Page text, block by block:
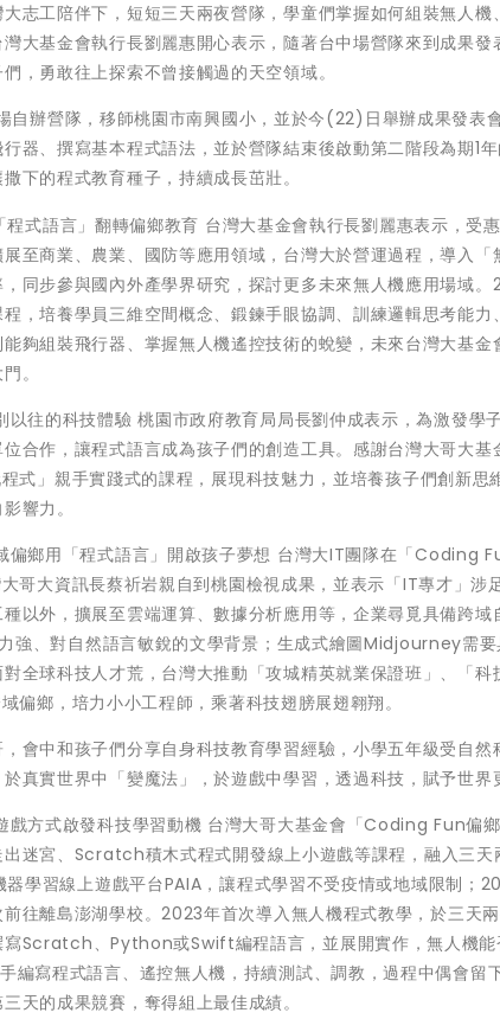
志工陪伴下，短短三天兩夜營隊，學童們掌握如何組裝無人
大基金會執行長劉麗惠開心表示，隨著台中場營隊來到成果發
，勇敢往上探索不曾接觸過的天空領域。
辦營隊，移師桃園市南興國小，並於今(22)日舉辦成果發
器、撰寫基本程式語法，並於營隊結束後啟動第二階段為期1
下的程式教育種子，持續成長茁壯。
式語言」翻轉偏鄉教育 台灣大基金會執行長劉麗惠表示，受
至商業、農業、國防等應用領域，台灣大於營運過程，導入
同步參與國內外產學界研究，探討更多未來無人機應用場域
，培養學員三維空間概念、鍛鍊手眼協調、訓練邏輯思考能力
夠組裝飛行器、掌握無人機遙控技術的蛻變，未來台灣大基金
。
往的科技體驗 桃園市政府教育局局長劉仲成表示，為激發學
合作，讓程式語言成為孩子們的創造工具。感謝台灣大哥大基
」親手實踐式的課程，展現科技魅力，並培養孩子們創新思
響力。
偏鄉用「程式語言」開啟孩子夢想 台灣大IT團隊在「Coding
哥大資訊長蔡祈岩親自到桃園檢視成果，並表示「IT專才」涉
以外，擴展至雲端運算、數據分析應用等，企業尋覓具備跨域
強、對自然語言敏銳的文學背景；生成式繪圖Midjourney需要
全球科技人才荒，台灣大推動「攻城精英就業保證班」、「科
鄉，培力小小工程師，乘著科技翅膀展翅翱翔。
會中和孩子們分享自身科技教育學習經驗，小學五年級受自
真實世界中「變魔法」，於遊戲中學習，透過科技，賦予世界
戲方式啟發科技學習動機 台灣大哥大基金會「Coding Fun偏
迷宮、Scratch積木式程式開發線上小遊戲等課程，融入三天
學習線上遊戲平台PAIA，讓程式學習不受疫情或地域限制；
往離島澎湖學校。2023年首次導入無人機程式教學，於三天
寫Scratch、Python或Swift編程語言，並展開實作，無人機能
編寫程式語言、遙控無人機，持續測試、調教，過程中偶會留
天的成果競賽，奪得組上最佳成績。